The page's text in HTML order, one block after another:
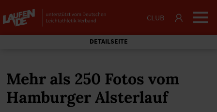
CLUB
DETAILSEITE
Mehr als 250 Fotos vom
Hamburger Alsterlauf